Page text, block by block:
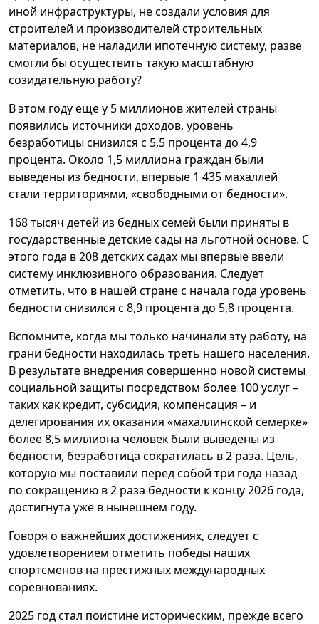
иной инфраструктуры, не создали условия для
строителей и производителей строительных
материалов, не наладили ипотечную систему, разве
смогли бы осуществить такую масштабную
созидательную работу?
В этом году еще у 5 миллионов жителей страны
появились источники доходов, уровень
безработицы снизился с 5,5 процента до 4,9
процента. Около 1,5 миллиона граждан были
выведены из бедности, впервые 1 435 махаллей
стали территориями, «свободными от бедности».
168 тысяч детей из бедных семей были приняты в
государственные детские сады на льготной основе. С
этого года в 208 детских садах мы впервые ввели
систему инклюзивного образования. Следует
отметить, что в нашей стране с начала года уровень
бедности снизился с 8,9 процента до 5,8 процента.
Вспомните, когда мы только начинали эту работу, на
грани бедности находилась треть нашего населения.
В результате внедрения совершенно новой системы
социальной защиты посредством более 100 услуг –
таких как кредит, субсидия, компенсация – и
делегирования их оказания «махаллинской семерке»
более 8,5 миллиона человек были выведены из
бедности, безработица сократилась в 2 раза. Цель,
которую мы поставили перед собой три года назад
по сокращению в 2 раза бедности к концу 2026 года,
достигнута уже в нынешнем году.
Говоря о важнейших достижениях, следует с
удовлетворением отметить победы наших
спортсменов на престижных международных
соревнованиях.
2025 год стал поистине историческим, прежде всего